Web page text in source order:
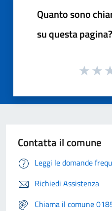
Quanto sono
su questa pagina?
Contatta il comune
Leggi le domande
Richiedi Assistenza
Chiama il comune